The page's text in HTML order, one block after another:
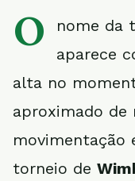
O nome da
aparece
alta no
aproximado de
movimentação
torneio de